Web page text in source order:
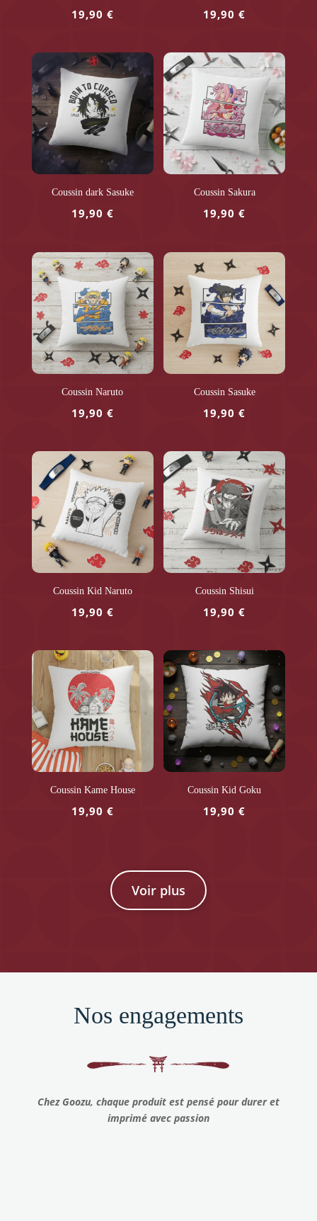
19,90 € 19,90€
Coussin dark Sasuke
19,90 €
Coussin Sakura
19,90€
Coussin Naruto
19,90 €
Coussin Sasuke
19,90€
Coussin Kid Naruto
19,90 €
Coussin Shisui
19,90€
Coussin Kame House
19,90 €
Coussin Kid Goku
19,90€
Voir plus
Nos engagements
Chez Goozu, chaque produit est pensé pour durer et
imprimé avec passion